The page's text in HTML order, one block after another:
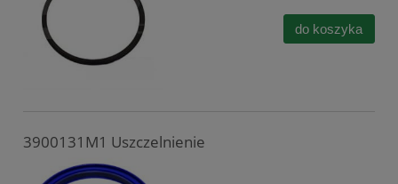
do koszyka
3900131M1 Uszczelnienie